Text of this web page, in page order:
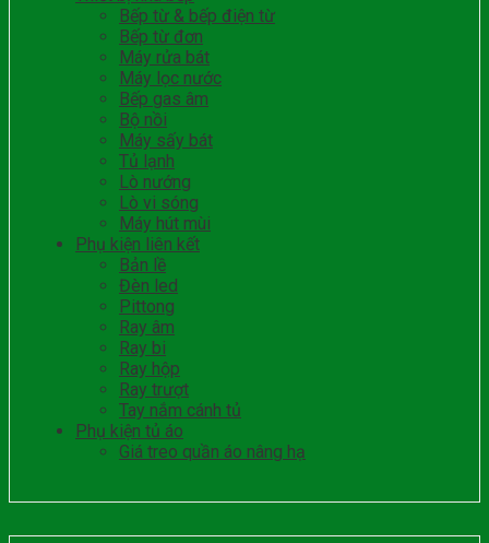
Bếp từ & bếp điện từ
Bếp từ đơn
Máy rửa bát
Máy lọc nước
Bếp gas âm
Bộ nồi
Máy sấy bát
Tủ lạnh
Lò nướng
Lò vi sóng
Máy hút mùi
Phụ kiện liên kết
Bản lề
Đèn led
Pittong
Ray âm
Ray bi
Ray hộp
Ray trượt
Tay nắm cánh tủ
Phụ kiện tủ áo
Giá treo quần áo nâng hạ